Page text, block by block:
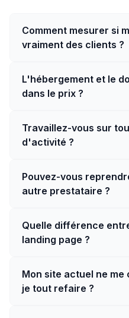
Comment mesurer si
vraiment des clients ?
L'hébergement et le
dans le prix ?
Travaillez-vous sur
d'activité ?
Pouvez-vous
autre prestataire ?
Quelle différence
landing page ?
Mon site actuel ne
je tout refaire ?